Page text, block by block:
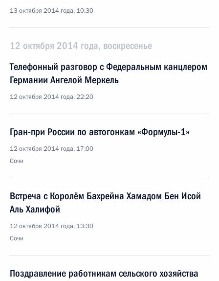
13 октября 2014 года, 10:30
12 октября 2014 года, воскресенье
Телефонный разговор с Федеральным канцлером
Германии Ангелой Меркель
12 октября 2014 года, 22:20
Гран-при России по автогонкам «Формулы-1»
12 октября 2014 года, 17:00
Сочи
Встреча с Королём Бахрейна Хамадом Бен Исой
Аль Халифой
12 октября 2014 года, 13:30
Сочи
Поздравление работникам сельского хозяйства